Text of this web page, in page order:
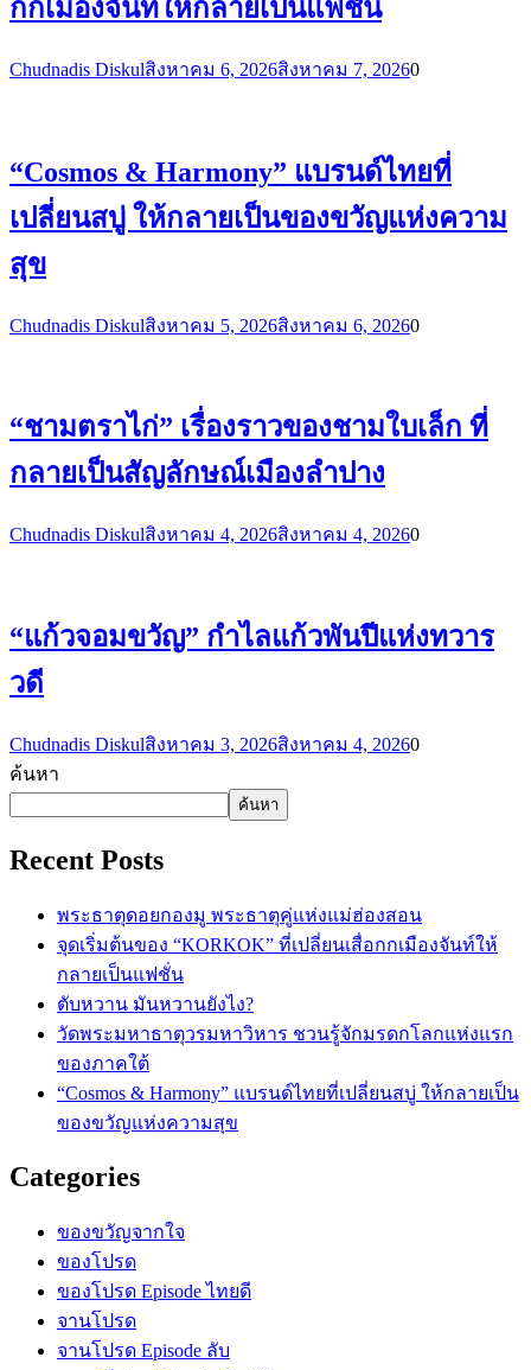
กกเมืองจันท์ให้กลายเป็นแฟชั่น
Chudnadis Diskulสิงหาคม 6, 2026สิงหาคม 7, 20260
“Cosmos & Harmony” แบรนด์ไทยที่
เปลี่ยนสบู่ ให้กลายเป็นของขวัญแห่งความ
สุข
Chudnadis Diskulสิงหาคม 5, 2026สิงหาคม 6, 20260
“ชามตราไก่” เรื่องราวของชามใบเล็ก ที่
กลายเป็นสัญลักษณ์เมืองลำปาง
Chudnadis Diskulสิงหาคม 4, 2026สิงหาคม 4, 20260
“แก้วจอมขวัญ” กำไลแก้วพันปีแห่งทวาร
วดี
Chudnadis Diskulสิงหาคม 3, 2026สิงหาคม 4, 20260
ค้นหา
ค้นหา
Recent Posts
พระธาตุดอยกองมู พระธาตุคู่แห่งแม่ฮ่องสอน
จุดเริ่มต้นของ “KORKOK” ที่เปลี่ยนเสื่อกกเมืองจันท์ให้
กลายเป็นแฟชั่น
ตับหวาน มันหวานยังไง?
วัดพระมหาธาตุวรมหาวิหาร ชวนรู้จักมรดกโลกแห่งแรก
ของภาคใต้
“Cosmos & Harmony” แบรนด์ไทยที่เปลี่ยนสบู่ ให้กลายเป็น
ของขวัญแห่งความสุข
Categories
ของขวัญจากใจ
ของโปรด
ของโปรด Episode ไทยดี
จานโปรด
จานโปรด Episode ลับ